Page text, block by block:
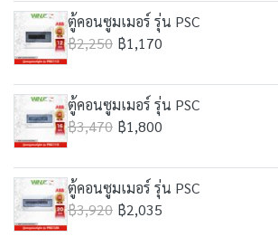
ตู้คอนซูมเมอร์ รุ่น PSC
฿2,250 ฿1,170
ตู้คอนซูมเมอร์ รุ่น PSC
฿3,470 ฿1,800
ตู้คอนซูมเมอร์ รุ่น PSC
฿3,920 ฿2,035